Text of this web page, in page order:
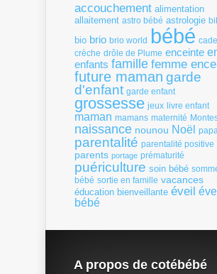
accouchement alimentation
allaitement astro bébé astrologie
bio brio brio world bébé
crèche drôle de Plume enceinte
enfants famille femme
future maman garde
d'enfant garde enfant
grossesse jeux livre enfant
maman mamans maternité
naissance nounou Noël
parentalité parentalité positive
parents portage prématurité
puériculture soin bébé
bébé sortie en famille vacances
éducation bienveillante éveil
bébé
A propos de cotébébé